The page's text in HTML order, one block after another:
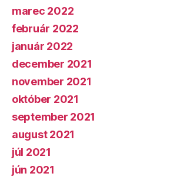
marec 2022
február 2022
január 2022
december 2021
november 2021
október 2021
september 2021
august 2021
júl 2021
jún 2021